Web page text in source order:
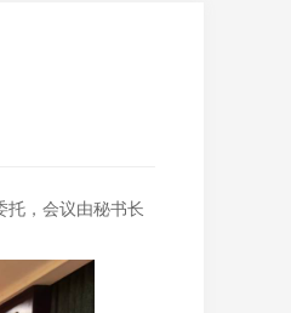
托，会议由秘书长